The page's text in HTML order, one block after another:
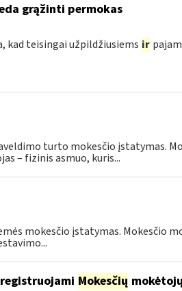
grąžinti permokas
kad teisingai užpildžiusiems ir
turto mokesčio įstatymas.
– fizinis asmuo, kuris...
mokesčio įstatymas. Mokesčio
Mokesčių